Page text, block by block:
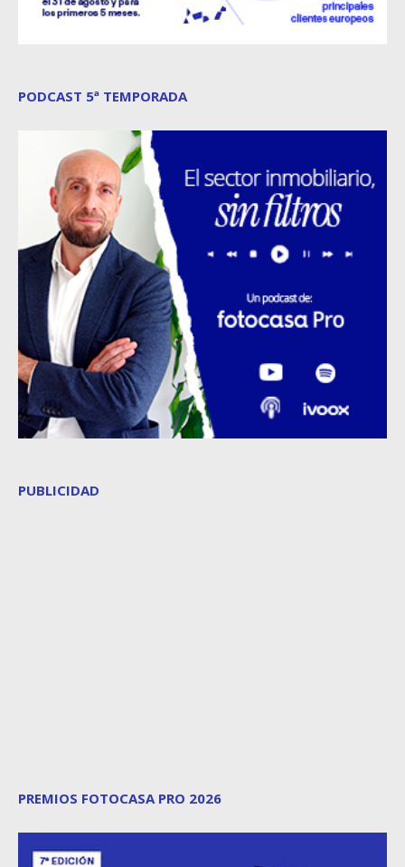
PODCAST 5ª TEMPORADA
PUBLICIDAD
PREMIOS FOTOCASA PRO 2026